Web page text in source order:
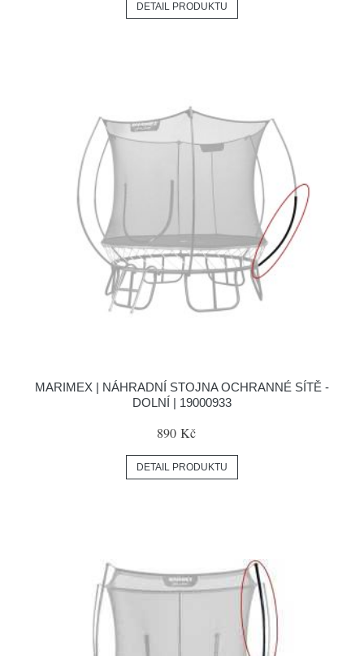
DETAIL PRODUKTU
MARIMEX | NÁHRADNÍ STOJNA OCHRANNÉ SÍTĚ -
DOLNÍ | 19000933
890 Kč
DETAIL PRODUKTU